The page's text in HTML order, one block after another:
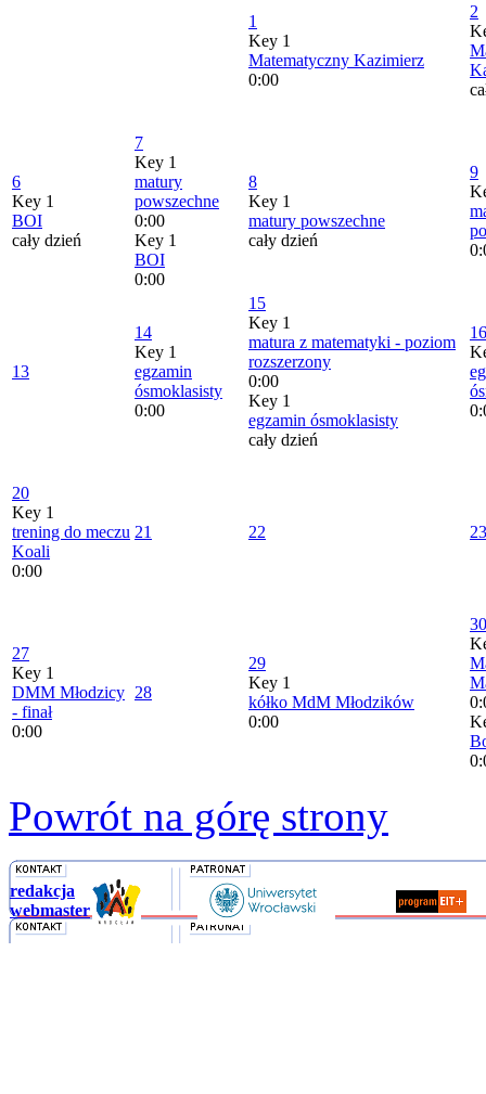
1
Key 1
Matematyczny Kazimierz
0:00
2
6
Key 1
BOI
cały dzień
7
Key 1
matury
powszechne
0:00
Key 1
BOI
0:00
8
Key 1
matury powszechne
cały dzień
9
13
14
Key 1
egzamin
ósmoklasisty
0:00
15
Key 1
matura z matematyki - poziom
rozszerzony
0:00
Key 1
egzamin ósmoklasisty
cały dzień
16
20
Key 1
trening do meczu
Koali
0:00
21 22 23
27
Key 1
DMM Młodzicy
- finał
0:00
28
29
Key 1
kółko MdM Młodzików
0:00
30
Powrót na górę strony
redakcja
webmaster